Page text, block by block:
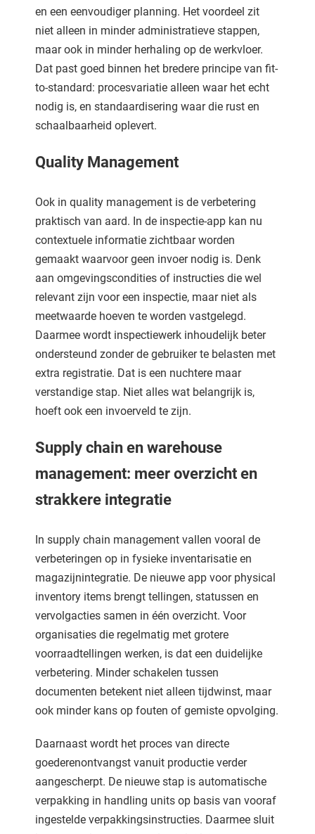
en een eenvoudiger planning. Het voordeel zit
niet alleen in minder administratieve stappen,
maar ook in minder herhaling op de werkvloer.
Dat past goed binnen het bredere principe van fit-
to-standard: procesvariatie alleen waar het echt
nodig is, en standaardisering waar die rust en
schaalbaarheid oplevert.
Quality Management
Ook in quality management is de verbetering
praktisch van aard. In de inspectie-app kan nu
contextuele informatie zichtbaar worden
gemaakt waarvoor geen invoer nodig is. Denk
aan omgevingscondities of instructies die wel
relevant zijn voor een inspectie, maar niet als
meetwaarde hoeven te worden vastgelegd.
Daarmee wordt inspectiewerk inhoudelijk beter
ondersteund zonder de gebruiker te belasten met
extra registratie. Dat is een nuchtere maar
verstandige stap. Niet alles wat belangrijk is,
hoeft ook een invoerveld te zijn.
Supply chain en warehouse
management: meer overzicht en
strakkere integratie
In supply chain management vallen vooral de
verbeteringen op in fysieke inventarisatie en
magazijnintegratie. De nieuwe app voor physical
inventory items brengt tellingen, statussen en
vervolgacties samen in één overzicht. Voor
organisaties die regelmatig met grotere
voorraadtellingen werken, is dat een duidelijke
verbetering. Minder schakelen tussen
documenten betekent niet alleen tijdwinst, maar
ook minder kans op fouten of gemiste opvolging.
Daarnaast wordt het proces van directe
goederenontvangst vanuit productie verder
aangescherpt. De nieuwe stap is automatische
verpakking in handling units op basis van vooraf
ingestelde verpakkingsinstructies. Daarmee sluit